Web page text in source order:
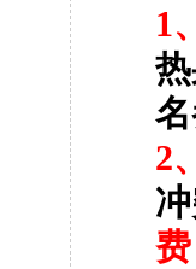
1、
2、